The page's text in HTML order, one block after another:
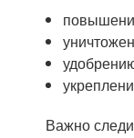
Важно